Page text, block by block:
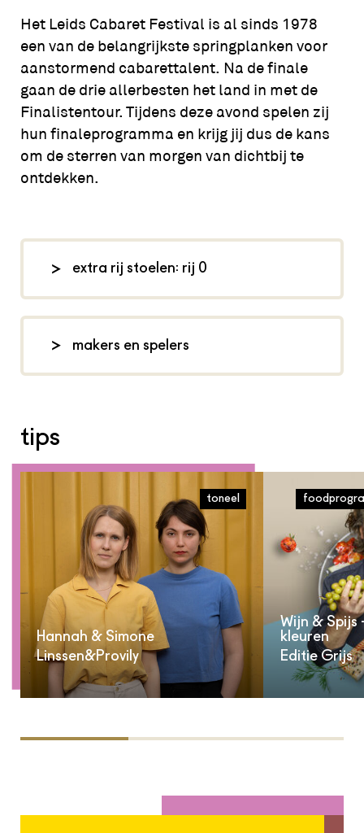
Het Leids Cabaret Festival is al sinds 1978
een van de belangrijkste springplanken voor
aanstormend cabarettalent. Na de finale
gaan de drie allerbesten het land in met de
Finalistentour. Tijdens deze avond spelen zij
hun finaleprogramma en krijg jij dus de kans
om de sterren van morgen van dichtbij te
ontdekken.
extra rij stoelen: rij 0
die voor de tribune wordt geplaatst.
Leeshiermeer over wat dat betekent
makers en spelers
tips
Hannah & Simone
toneel
Linssen&Provily
Wijn & Spijs
kleuren
Editie Grijs